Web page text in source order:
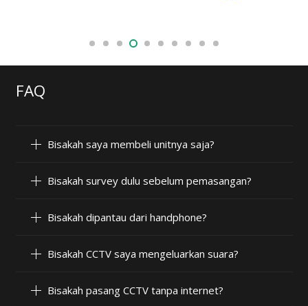
FAQ
Bisakah saya membeli unitnya saja?
Bisakah survey dulu sebelum pemasangan?
Bisakah dipantau dari handphone?
Bisakah CCTV saya mengeluarkan suara?
Bisakah pasang CCTV tanpa internet?